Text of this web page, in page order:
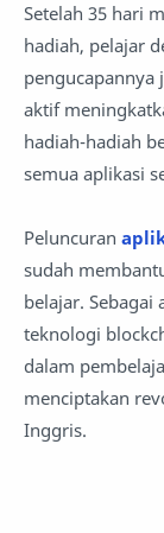
Setelah 35 hari
hadiah, pelajar
pengucapannya
aktif
hadiah-hadiah
semua aplikasi
Peluncuran
sudah
belajar. Sebagai
teknologi
dalam
menciptakan
Inggris.